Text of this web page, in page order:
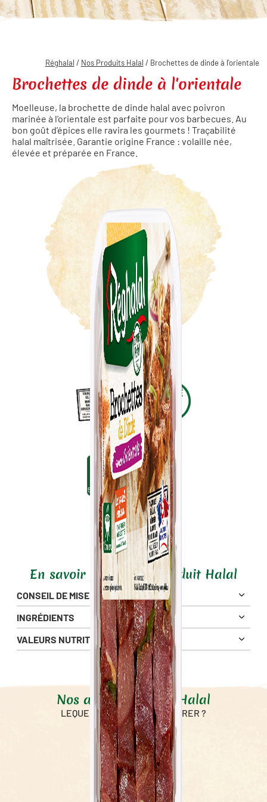
Réghalal / Nos Produits Halal / Brochettes de dinde à l'orientale
Brochettes de dinde à l'orientale
Moelleuse, la brochette de dinde halal avec poivron
marinée à l’orientale est parfaite pour vos barbecues. Au
bon goût d’épices elle ravira les gourmets ! Traçabilité
halal maîtrisée. Garantie origine France : volaille née,
élevée et préparée en France.
15 min. environ
En savoir plus sur ce produit Halal
CONSEIL DE MISE EN OEUVRE
INGRÉDIENTS
VALEURS NUTRITIONNELLES
138 Kcal
Matières Grasses
dont Acides Gras Saturés
7.5 g
1.7 g
Nos autres produits Halal
LEQUEL ALLEZ-VOUS SAVOURER ?